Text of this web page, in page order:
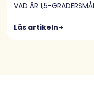
VAD ÄR 1,5-
Läs artikeln